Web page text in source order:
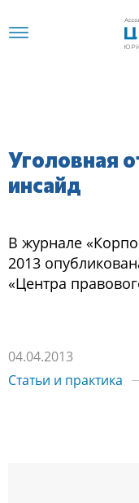
Уголовная
инсайд
В журнале
2013
«Центра
04.04.2013
Статьи и практика